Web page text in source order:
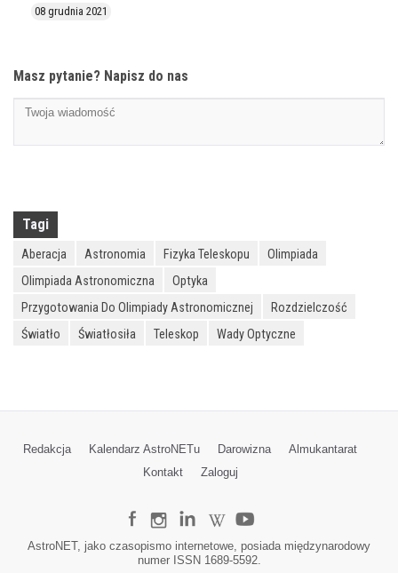
08 grudnia 2021
Masz pytanie? Napisz do nas
Tagi
Aberacja Astronomia Fizyka Teleskopu
Olimpiada
Olimpiada Astronomiczna
Optyka
Przygotowania Do Olimpiady Astronomicznej
Rozdzielczość
Światło
Światłosiła Teleskop Wady Optyczne
Redakcja Kalendarz AstroNETu Darowizna
Almukantarat
Kontakt
Zaloguj
AstroNET, jako czasopismo internetowe, posiada międzynarodowy
numer ISSN 1689-5592.